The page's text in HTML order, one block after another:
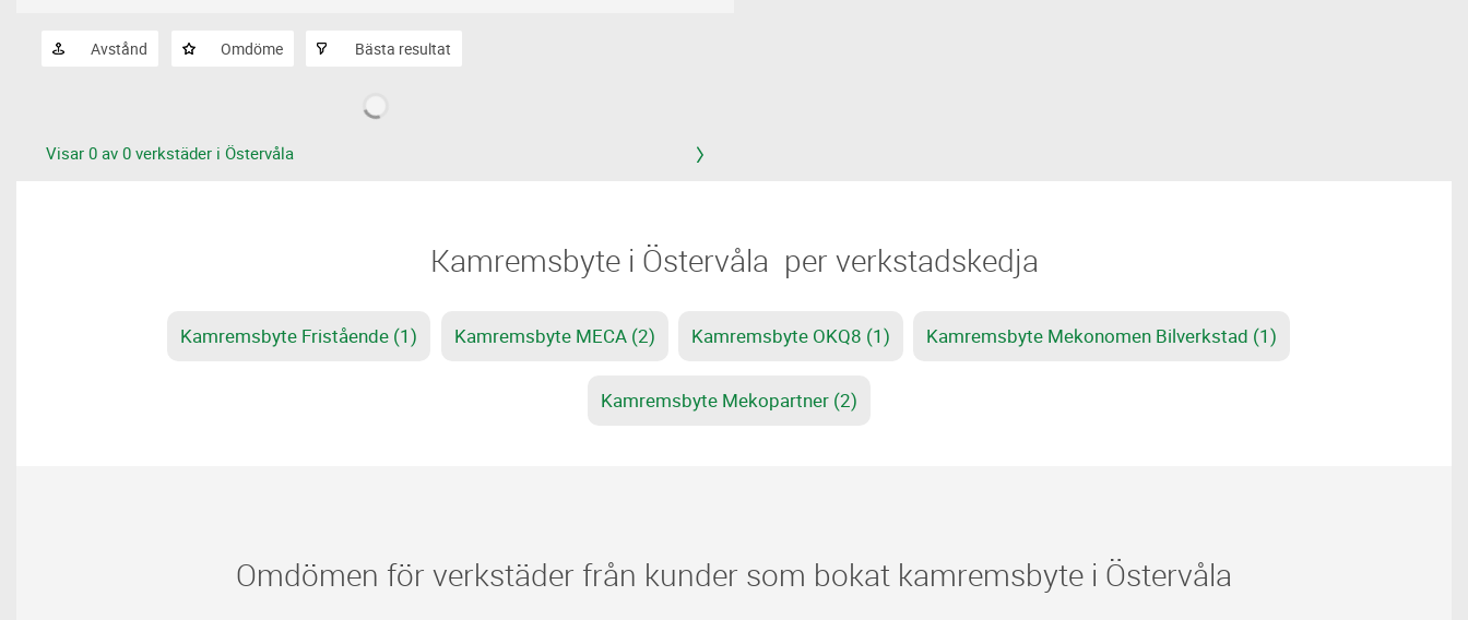
Avstånd Omdöme Bästa resultat
Visar 0 av 0 verkstäder i Östervåla
​​Kamremsbyte i Östervåla ​​ per verkstadskedja
Kamremsbyte Fristående (1) Kamremsbyte MECA (2) Kamremsbyte OKQ8 (1) Kamremsbyte Mekonomen Bilverkstad (1)
Kamremsbyte Mekopartner (2)
Omdömen för verkstäder från kunder som bokat kamremsbyte i Östervåla